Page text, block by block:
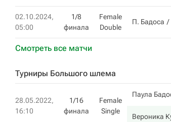
02.10.2024,
05:00
1/8
финала
Female
Double
П. Бадоса
Смотреть все матчи
Турниры Большого шлема
28.05.2022,
16:10
1/16
финала
Female
Single
Паула
Вероника